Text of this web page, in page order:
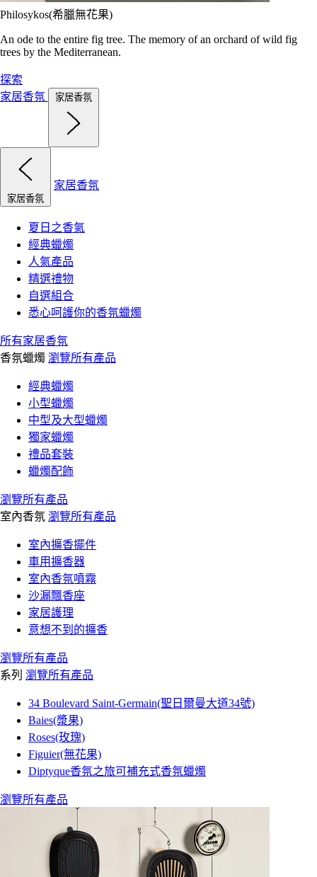
Philosykos(希臘無花果)
An ode to the entire fig tree. The memory of an orchard of wild fig
trees by the Mediterranean.
探索
家居香氛
家居香氛
家居香氛
家居香氛
夏日之香氣
經典蠟燭
人氣產品
精選禮物
自選組合
悉心呵護你的香氛蠟燭
所有家居香氛
香氛蠟燭 瀏覽所有產品
經典蠟燭
小型蠟燭
中型及大型蠟燭
獨家蠟燭
禮品套裝
蠟燭配飾
瀏覽所有產品
室內香氛 瀏覽所有產品
室內擴香擺件
車用擴香器
室內香氛噴霧
沙漏飄香座
家居護理
意想不到的擴香
瀏覽所有產品
系列 瀏覽所有產品
34 Boulevard Saint-Germain(聖日爾曼大道34號)
Baies(漿果)
Roses(玫瑰)
Figuier(無花果)
Diptyque香氛之旅可補充式香氛蠟燭
瀏覽所有產品